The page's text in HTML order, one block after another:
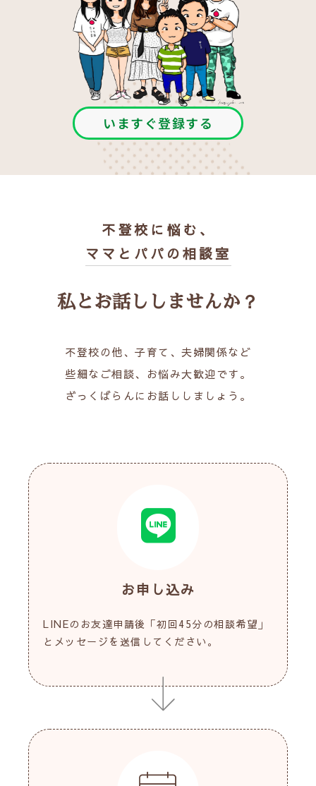
いますぐ登録する
不登校に悩む、
ママとパパの相談室
私とお話ししませんか？
不登校の他、子育て、夫婦関係など
些細なご相談、お悩み大歓迎です。
ざっくばらんにお話ししましょう。
お申し込み
LINEのお友達申請後「初回45分の相談希望」
とメッセージを送信してください。